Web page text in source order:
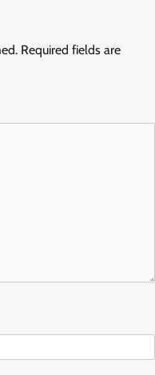
Required fields are